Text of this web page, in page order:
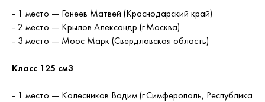
- 1 место — Гонеев Матвей (Краснодарский край)
- 2 место — Крылов Александр (г.Москва)
- 3 место — Моос Марк (Свердловская область)
Класс 125 см3
- 1 место — Колесников Вадим (г.Симферополь, Республика